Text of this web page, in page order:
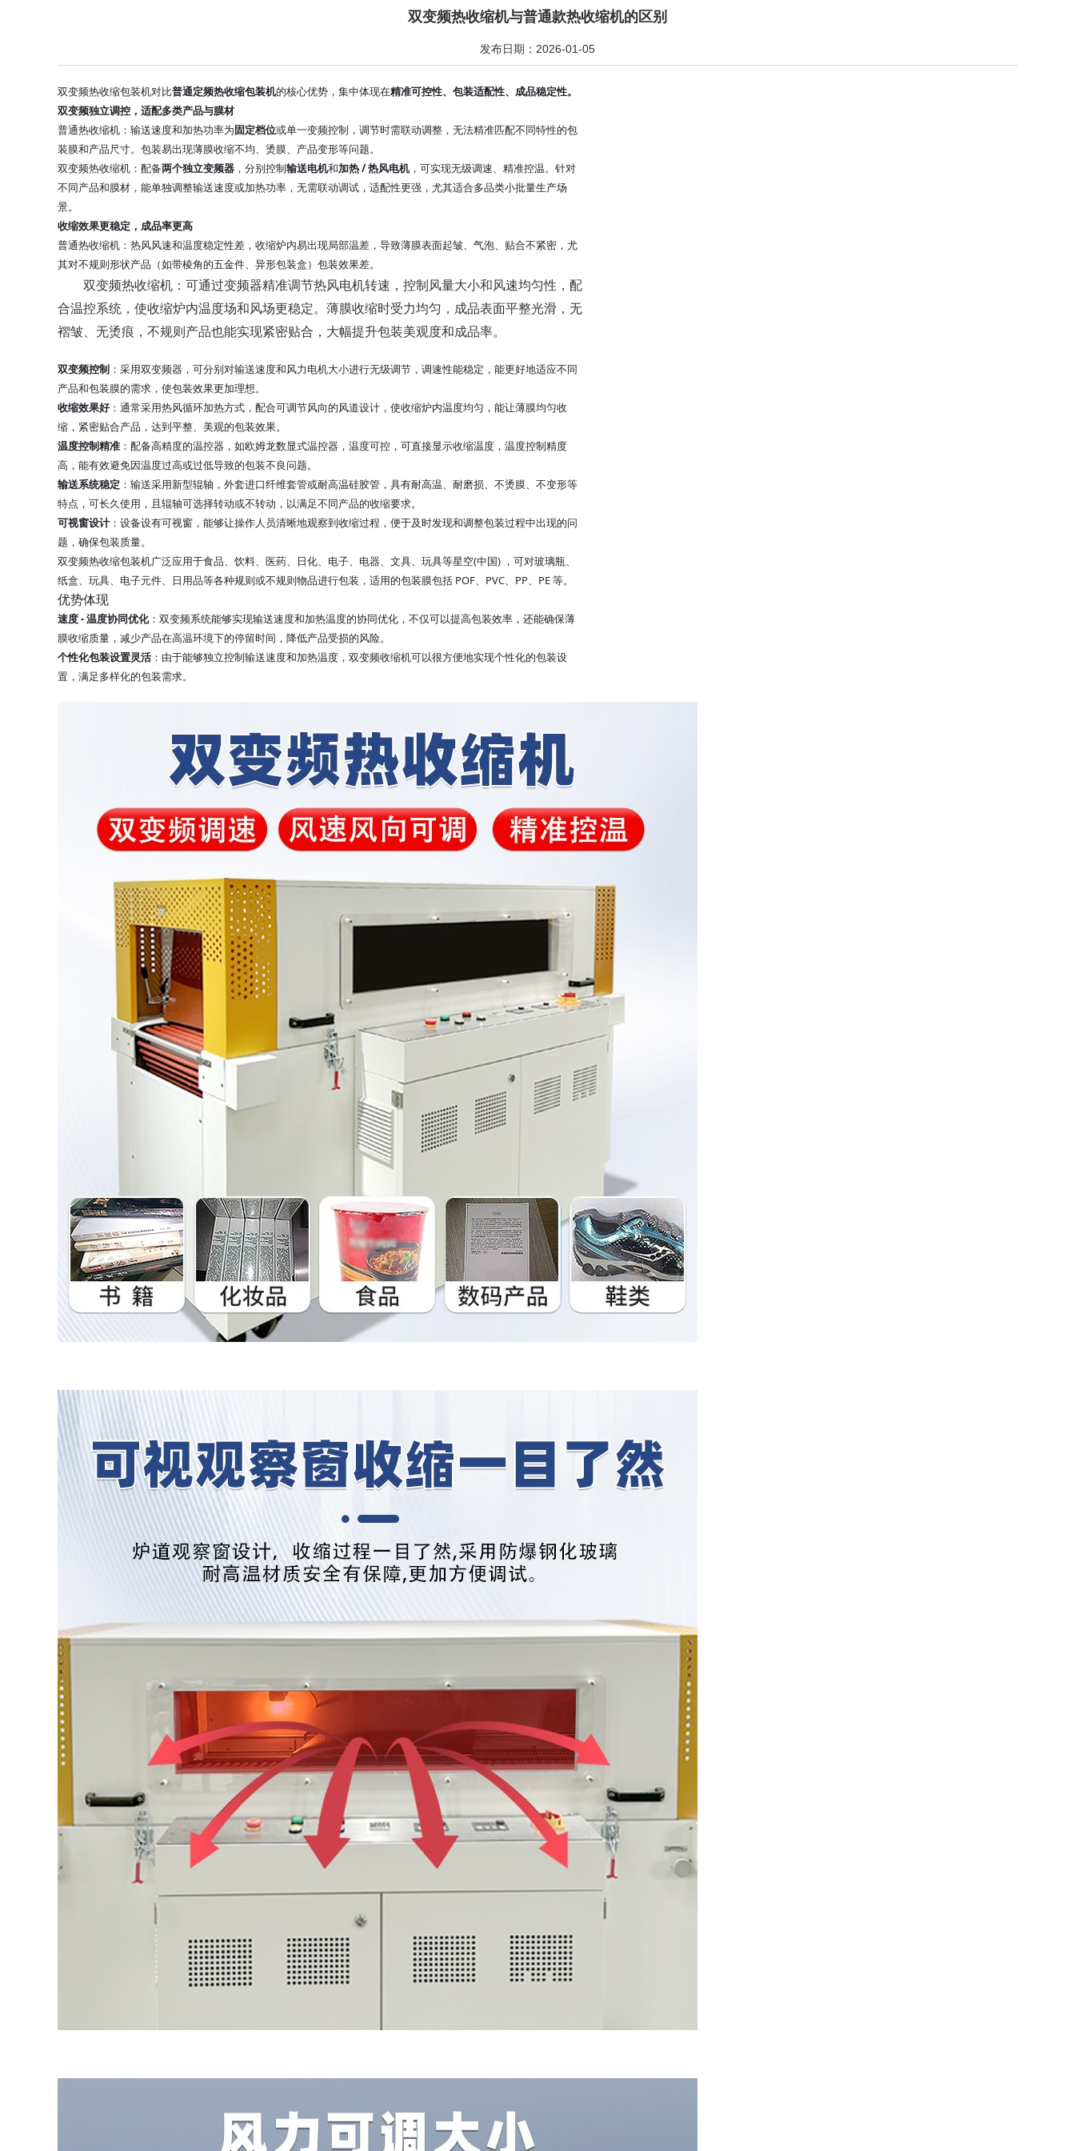
双变频热收缩机与普通款热收缩机的区别
发布日期：2026-01-05
双变频热收缩包装机对比普通定频热收缩包装机的核心优势，集中体现在精准可控性、包装适配性、成品稳定性。
双变频独立调控，适配多类产品与膜材
普通热收缩机：输送速度和加热功率为固定档位或单一变频控制，调节时需联动调整，无法精准匹配不同特性的包
装膜和产品尺寸。包装易出现薄膜收缩不均、烫膜、产品变形等问题。
双变频热收缩机：配备两个独立变频器 ，分别控制输送电机和加热 / 热风电机，可实现无级调速、精准控温。针对
不同产品和膜材，能单独调整输送速度或加热功率，无需联动调试，适配性更强，尤其适合多品类小批量生产场
景。
收缩效果更稳定，成品率更高
普通热收缩机：热风风速和温度稳定性差，收缩炉内易出现局部温差，导致薄膜表面起皱、气泡、贴合不紧密，尤
其对不规则形状产品（如带棱角的五金件、异形包装盒）包装效果差。
双变频热收缩机：可通过变频器精准调节热风电机转速，控制风量大小和风速均匀性，配
合温控系统，使收缩炉内温度场和风场更稳定。薄膜收缩时受力均匀，成品表面平整光滑，无
褶皱、无烫痕，不规则产品也能实现紧密贴合，大幅提升包装美观度和成品率。
双变频控制 ：采用双变频器，可分别对输送速度和风力电机大小进行无级调节，调速性能稳定，能更好地适应不同
产品和包装膜的需求，使包装效果更加理想。
收缩效果好：通常采用热风循环加热方式，配合可调节风向的风道设计，使收缩炉内温度均匀，能让薄膜均匀收
缩，紧密贴合产品，达到平整、美观的包装效果。
温度控制精准 ：配备高精度的温控器，如欧姆龙数显式温控器，温度可控，可直接显示收缩温度，温度控制精度
高，能有效避免因温度过高或过低导致的包装不良问题。
输送系统稳定 ：输送采用新型辊轴，外套进口纤维套管或耐高温硅胶管，具有耐高温、耐磨损、不烫膜、不变形等
特点，可长久使用，且辊轴可选择转动或不转动，以满足不同产品的收缩要求。
可视窗设计：设备设有可视窗，能够让操作人员清晰地观察到收缩过程，便于及时发现和调整包装过程中出现的问
题，确保包装质量。
双变频热收缩包装机广泛应用于食品、饮料、医药、日化、电子、电器、文具、玩具等星空(中国) ，可对玻璃瓶、
纸盒、玩具、电子元件、日用品等各种规则或不规则物品进行包装，适用的包装膜包括 POF、PVC、PP、PE 等。
优势体现
速度 - 温度协同优化：双变频系统能够实现输送速度和加热温度的协同优化，不仅可以提高包装效率，还能确保薄
膜收缩质量，减少产品在高温环境下的停留时间，降低产品受损的风险。
个性化包装设置灵活：由于能够独立控制输送速度和加热温度，双变频收缩机可以很方便地实现个性化的包装设
置，满足多样化的包装需求。